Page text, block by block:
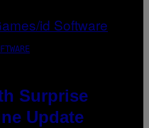
Surprise
Update